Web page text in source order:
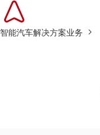
智能汽车解决方案业务